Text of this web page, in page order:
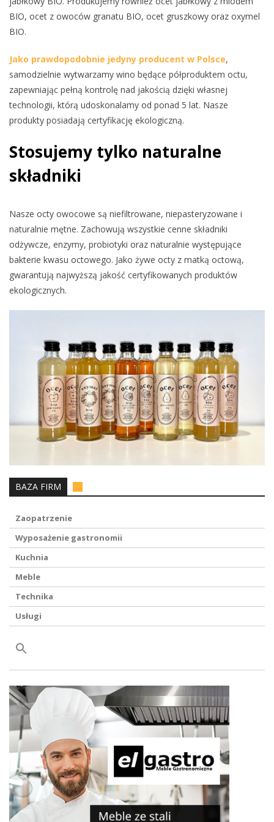
BIO, ocet z owoców granatu BIO, ocet gruszkowy oraz oxymel
BIO.
Jako prawdopodobnie jedyny producent w Polsce,
samodzielnie wytwarzamy wino będące półproduktem octu,
zapewniając pełną kontrolę nad jakością dzięki własnej
technologii, którą udoskonalamy od ponad 5 lat. Nasze
produkty posiadają certyfikację ekologiczną.
Stosujemy tylko naturalne
składniki
Nasze octy owocowe są niefiltrowane, niepasteryzowane i
naturalnie mętne. Zachowują wszystkie cenne składniki
odżywcze, enzymy, probiotyki oraz naturalnie występujące
bakterie kwasu octowego. Jako żywe octy z matką octową,
gwarantują najwyższą jakość certyfikowanych produktów
ekologicznych.
BAZA FIRM
Zaopatrzenie
Wyposażenie gastronomii
Kuchnia
Meble
Technika
Usługi